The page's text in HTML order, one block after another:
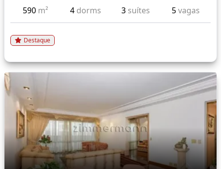
590 m² 4 dorms 3 suítes 5vagas
Destaque